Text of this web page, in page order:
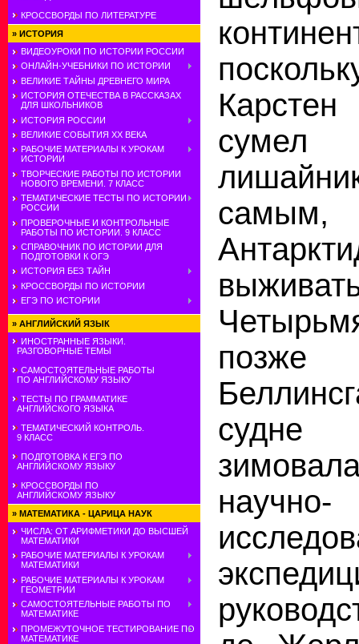
КРОССВОРДЫ ПО ЛИТЕРАТУРЕ
» ИСТОРИЯ
ВИДЕОУРОКИ ПО ИСТОРИИ РОССИИ
ОНЛАЙН-УЧЕБНИКИ ПО ИСТОРИИ
ВЕЛИКИЕ ТАЙНЫ ДРЕВНЕГО МИРА
ИСТОРИЯ ОТЕЧЕСТВА В РАССКАЗАХ
ДЛЯ ШКОЛЬНИКОВ
ИСТОРИЯ РОССИИ
ВЕЛИКИЕ СОБЫТИЯ ХХ ВЕКА
РАБОЧИЕ МАТЕРИАЛЫ К УРОКАМ
ИСТОРИИ
ТВОРЧЕСКИЕ РАБОТЫ ПО ИСТОРИИ
НОВОГО ВРЕМЕНИ. 7 КЛАСС
ТЕМАТИЧЕСКИЕ ТЕСТЫ ПО ИСТОРИИ
РОССИИ
ПРОВЕРОЧНЫЕ И КОНТРОЛЬНЫЕ
РАБОТЫ ПО ИСТОРИИ. 9 КЛАСС
СПРАВОЧНИК ПО ИСТОРИИ ДЛЯ
ПОДГОТОВКИ К ОГЭ
ИСТОРИЯ БЕЗ ТАЙН
КРОССВОРДЫ ПО ИСТОРИИ
ЕГЭ ПО ИСТОРИИ
» АНГЛИЙСКИЙ ЯЗЫК
ИНОСТРАННЫЕ ЯЗЫКИ.
РАЗГОВОРНЫЕ ТЕМЫ
САМОСТОЯТЕЛЬНЫЕ РАБОТЫ
ПО АНГЛИЙСКОМУ ЯЗЫКУ
ТЕСТЫ ПО ГРАММАТИКЕ
АНГЛИЙСКОГО ЯЗЫКА
ТЕМАТИЧЕСКИЙ КОНТРОЛЬ.
9 КЛАСС
ПОДГОТОВКА К ЕГЭ ПО
АНГЛИЙСКОМУ ЯЗЫКУ
КРОССВОРДЫ ПО
АНГЛИЙСКОМУ ЯЗЫКУ
» МАТЕМАТИКА - ЦАРИЦА НАУК
ЧИСЛА: ОТ АРИФМЕТИКИ ДО ВЫСШЕЙ
МАТЕМАТИКИ
РАБОЧИЕ МАТЕРИАЛЫ К УРОКАМ
МАТЕМАТИКИ
РАБОЧИЕ МАТЕРИАЛЫ К УРОКАМ
ГЕОМЕТРИИ
САМОСТОЯТЕЛЬНЫЕ РАБОТЫ ПО
МАТЕМАТИКЕ
ПРОМЕЖУТОЧНОЕ ТЕСТИРОВАНИЕ ПО
МАТЕМАТИКЕ
судне
научно-